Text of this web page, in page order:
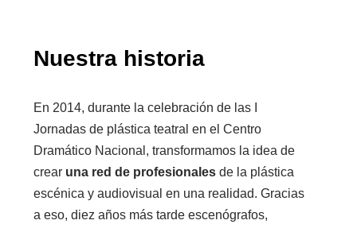
Nuestra historia
En 2014, durante la celebración de las I
Jornadas de plástica teatral en el Centro
Dramático Nacional, transformamos la idea de
crear una red de profesionales de la plástica
escénica y audiovisual en una realidad. Gracias
a eso, diez años más tarde escenógrafos,